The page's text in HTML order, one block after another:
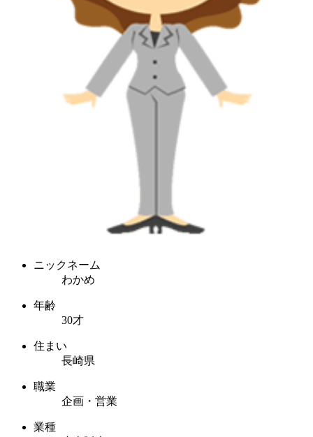
ニックネーム
わかめ
年齢
30才
住まい
長崎県
職業
企画・営業
業種